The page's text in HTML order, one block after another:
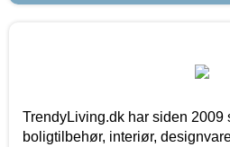
TrendyLiving.dk har siden 2009
boligtilbehør, interiør,